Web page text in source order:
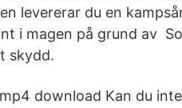
levererar du en
i magen på grund av
skydd.
download Kan du